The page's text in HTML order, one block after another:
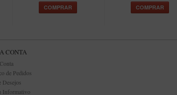
COMPRAR COMPRAR
CONTA
de Pedidos
Desejos
Informativo